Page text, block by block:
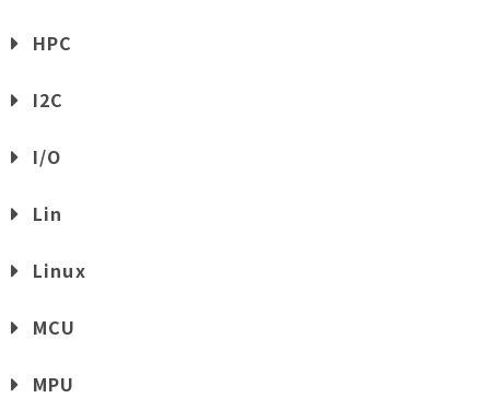
HPC
I2C
I/O
Lin
Linux
MCU
MPU